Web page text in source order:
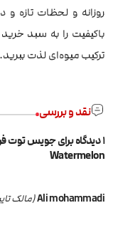
روزانه و لحظات
باکیفیت را به سبد
ترکیب میوه‌ای لذت ببرید.
نقد و بررسی
1 دیدگاه برای
Watermelon
Ali mohammadi(مالک